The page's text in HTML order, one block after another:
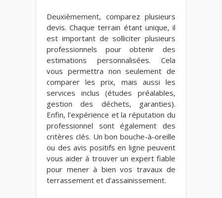
Deuxièmement, comparez plusieurs
devis. Chaque terrain étant unique, il
est important de solliciter plusieurs
professionnels pour obtenir des
estimations personnalisées. Cela
vous permettra non seulement de
comparer les prix, mais aussi les
services inclus (études préalables,
gestion des déchets, garanties).
Enfin, l’expérience et la réputation du
professionnel sont également des
critères clés. Un bon bouche-à-oreille
ou des avis positifs en ligne peuvent
vous aider à trouver un expert fiable
pour mener à bien vos travaux de
terrassement et d’assainissement.